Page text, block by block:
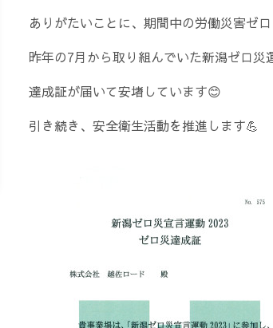
ありがたいことに、期間中の労働災害ゼ
昨年の7月から取り組んでいた新潟ゼロ災
達成証が届いて安堵しています😊
引き続き、安全衛生活動を推進します💪